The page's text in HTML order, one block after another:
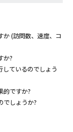
か (訪問数、速度、コ
か?
ているのでしょう
的ですか?
でしょうか?